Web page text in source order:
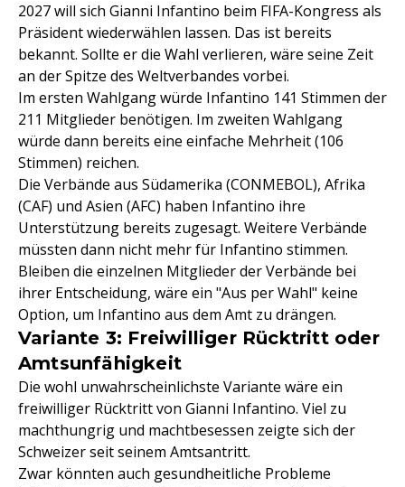
2027 will sich Gianni Infantino beim FIFA-Kongress als
Präsident wiederwählen lassen. Das ist bereits
bekannt. Sollte er die Wahl verlieren, wäre seine Zeit
an der Spitze des Weltverbandes vorbei.
Im ersten Wahlgang würde Infantino 141 Stimmen der
211 Mitglieder benötigen. Im zweiten Wahlgang
würde dann bereits eine einfache Mehrheit (106
Stimmen) reichen.
Die Verbände aus Südamerika (CONMEBOL), Afrika
(CAF) und Asien (AFC) haben Infantino ihre
Unterstützung bereits zugesagt. Weitere Verbände
müssten dann nicht mehr für Infantino stimmen.
Bleiben die einzelnen Mitglieder der Verbände bei
ihrer Entscheidung, wäre ein "Aus per Wahl" keine
Option, um Infantino aus dem Amt zu drängen.
Variante 3: Freiwilliger Rücktritt oder
Amtsunfähigkeit
Die wohl unwahrscheinlichste Variante wäre ein
freiwilliger Rücktritt von Gianni Infantino. Viel zu
machthungrig und machtbesessen zeigte sich der
Schweizer seit seinem Amtsantritt.
Zwar könnten auch gesundheitliche Probleme